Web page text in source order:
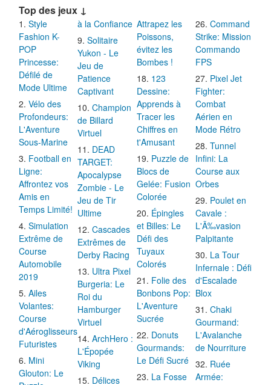
Top des jeux ↓
Style
Fashion K-
POP
Princesse:
Défilé de
Mode Ultime
Vélo des
Profondeurs:
L'Aventure
Sous-Marine
Football en
Ligne:
Affrontez vos
Amis en
Temps Limité!
Simulation
Extrême de
Course
Automobile
2019
Ailes
Volantes:
Course
d'Aéroglisseurs
Futuristes
Mini
Glouton: Le
à la Confiance
Solitaire
Yukon - Le
Jeu de
Patience
Captivant
Champion
de Billard
Virtuel
DEAD
TARGET:
Apocalypse
Zombie - Le
Jeu de Tir
Ultime
Cascades
Extrêmes de
Derby Racing
Ultra Pixel
Burgeria: Le
Roi du
Hamburger
Virtuel
ArchHero :
L'Épopée
Viking
Délices
Attrapez les
Poissons,
évitez les
Bombes !
123
Dessine:
Apprends à
Tracer les
Chiffres en
t'Amusant
Puzzle de
Blocs de
Gelée: Fusion
Colorée
Épingles
et Billes: Le
Défi des
Tuyaux
Colorés
Folie des
Bonbons Pop:
L'Aventure
Sucrée
Donuts
Gourmands:
Le Défi Sucré
La Fosse
Command
Strike: Mission
Commando
FPS
Pixel Jet
Fighter:
Combat
Aérien en
Mode Rétro
Tunnel
Infini: La
Course aux
Orbes
Poulet en
Cavale :
L'Ã‰vasion
Palpitante
La Tour
Infernale : Défi
d'Escalade
Blox
Chaki
Gourmand:
L'Avalanche
de Nourriture
Ruée
Armée: